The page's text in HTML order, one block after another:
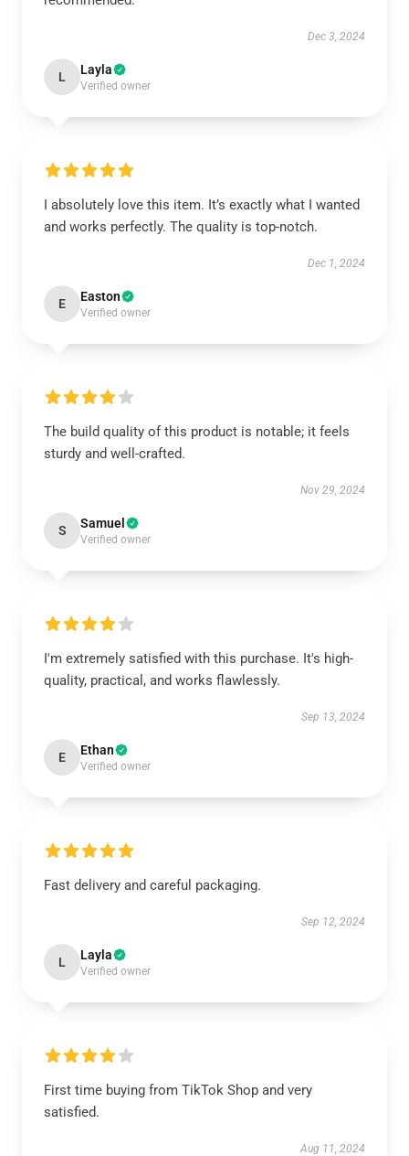
Dec 3, 2024
L Layla
Verified owner
I absolutely love this item. It’s exactly what I wanted
and works perfectly. The quality is top-notch.
Dec 1, 2024
E Easton
Verified owner
The build quality of this product is notable; it feels
sturdy and well-crafted.
Nov 29, 2024
S Samuel
Verified owner
I'm extremely satisfied with this purchase. It's high-
quality, practical, and works flawlessly.
Sep 13, 2024
E Ethan
Verified owner
Fast delivery and careful packaging.
Sep 12, 2024
L Layla
Verified owner
First time buying from TikTok Shop and very
satisfied.
Aug 11, 2024